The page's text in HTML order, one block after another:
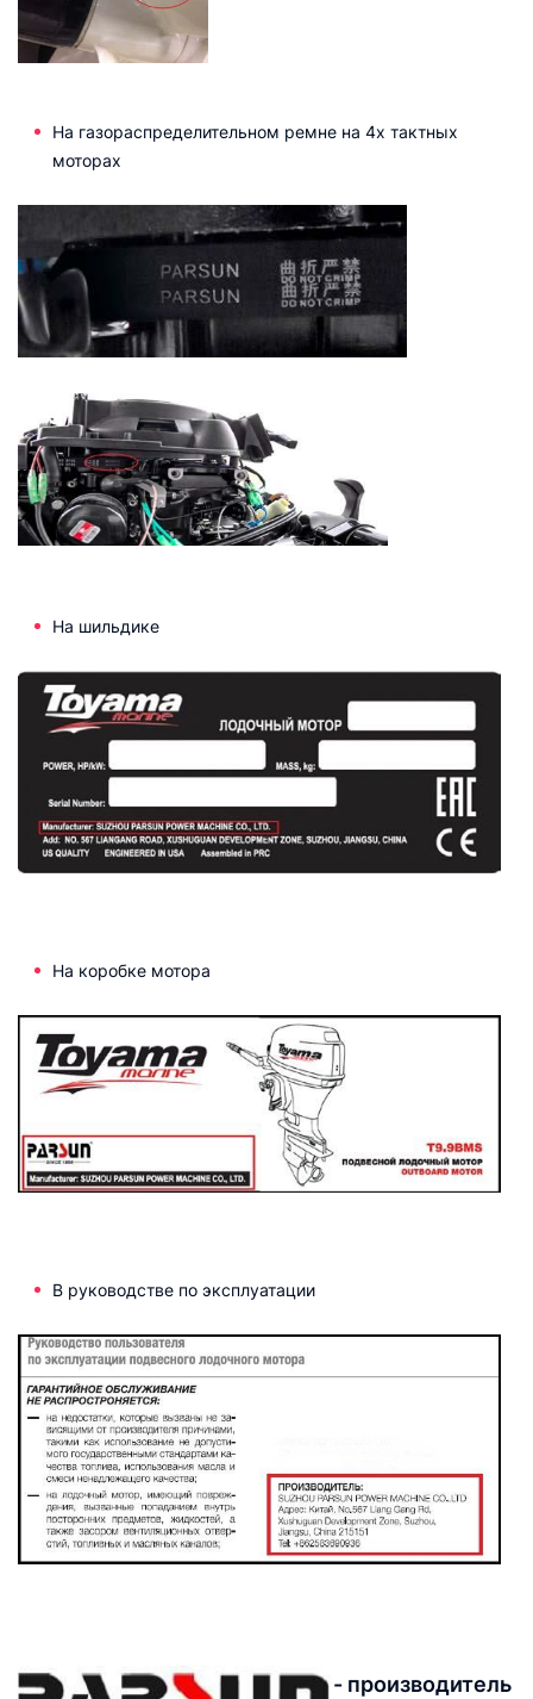
На газораспределительном ремне на 4х тактных
моторах
На шильдике
На коробке мотора
В руководстве по эксплуатации
- производитель